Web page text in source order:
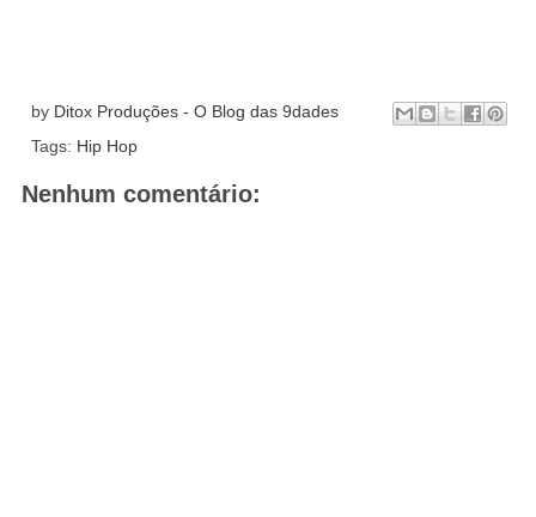
by Ditox Produções - O Blog das 9dades
Tags: Hip Hop
Nenhum comentário: